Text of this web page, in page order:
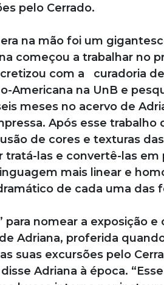
pelo Cerrado.
na mão foi um
começou a trabalhar no
com a curadoria
Americana na UnB e
meses no acervo de
Após esse trabalho
de cores e texturas
las e convertê-las em
mais linear e
de cada uma das
nomear a exposição e
Adriana, proferida
suas excursões pelo
Adriana à época.